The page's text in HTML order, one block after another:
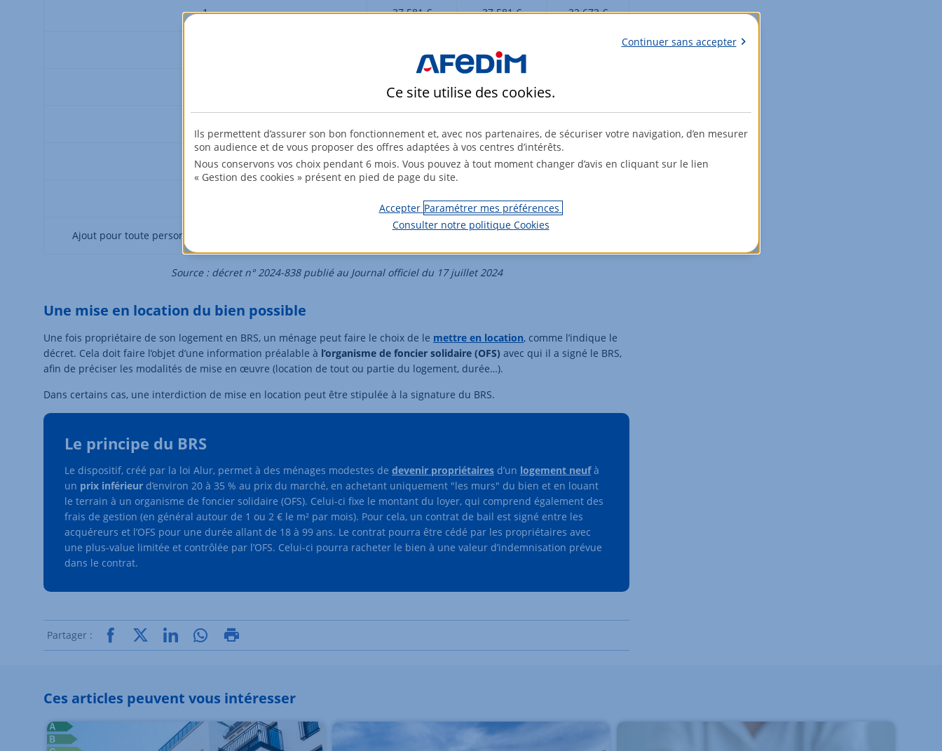
1 37 581 € 37 581 € 32 673 €
56 169 €
73 630 € 67 517 €
5 104 592 € 95 739 € 74 518 €
117 694 € 107 738 €
Ajout pour toute personne supplémentaire dans le foyer 12 005 €
Source : décret n° 2024-838 publié au Journal officiel du 17 juillet 2024
Une mise en location du bien possible
Une fois propriétaire de son logement en BRS, un ménage peut faire le choix de le mettre en location, comme l’indique le
décret. Cela doit faire l’objet d’une information préalable à l’organisme de foncier solidaire (OFS) avec qui il a signé le BRS,
afin de préciser les modalités de mise en œuvre (location de tout ou partie du logement, durée…).
Dans certains cas, une interdiction de mise en location peut être stipulée à la signature du BRS.
Le principe du BRS
Le dispositif, créé par la loi Alur, permet à des ménages modestes de devenir propriétaires d’un logement neufà
un prix inférieur d’environ 20 à 35 % au prix du marché, en achetant uniquement "les murs" du bien et en louant
le terrain à un organisme de foncier solidaire (OFS). Celui-ci fixe le montant du loyer, qui comprend également des
frais de gestion (en général autour de 1 ou 2 € le m² par mois). Pour cela, un contrat de bail est signé entre les
acquéreurs et l’OFS pour une durée allant de 18 à 99 ans. Le contrat pourra être cédé par les propriétaires avec
une plus-value limitée et contrôlée par l’OFS. Celui-ci pourra racheter le bien à une valeur d’indemnisation prévue
dans le contrat.
Partager :
Ces articles peuvent vous intéresser
Continuer sans accepter
Ce site utilise des cookies.
Ils permettent d’assurer son bon fonctionnement et, avec nos partenaires, de sécuriser votre navigation, d’en mesurer
son audience et de vous proposer des offres adaptées à vos centres d’intérêts.
Nous conservons vos choix pendant 6 mois. Vous pouvez à tout moment changer d’avis en cliquant sur le lien
« Gestion des cookies » présent en pied de page du site.
Accepter Paramétrer mes préférences
Consulter notre politique Cookies